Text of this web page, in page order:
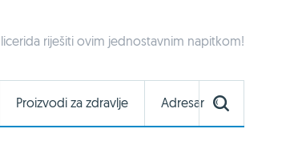
riješiti ovim jednostavnim napitkom!
Proizvodi za zdravlje Adresar